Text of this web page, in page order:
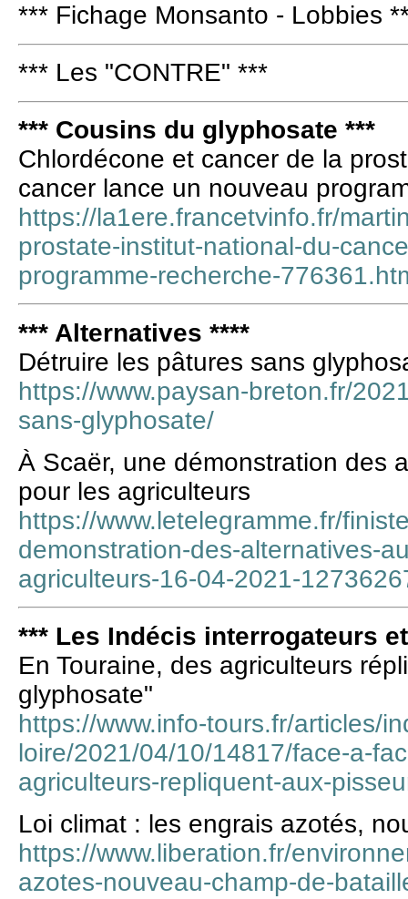
*** Fichage Monsanto - Lobbies
*** Les "CONTRE" ***
*** Cousins du glyphosate ***
Chlordécone et cancer de la
cancer lance un nouveau
https://la1ere.francetvinfo.fr/
prostate-institut-national-du-
programme-recherche-
*** Alternatives ****
Détruire les pâtures sans
https://www.paysan-breton.fr/
sans-glyphosate/
À Scaër, une démonstration des
pour les agriculteurs
https://www.letelegramme.fr/
demonstration-des-alternatives-
agriculteurs-16-04-2021-
*** Les Indécis interrogateurs
En Touraine, des agriculteurs
glyphosate"
https://www.info-tours.fr/articles/
loire/2021/04/10/14817/face-a-
agriculteurs-repliquent-aux-
Loi climat : les engrais azotés,
https://www.liberation.fr/
azotes-nouveau-champ-de-